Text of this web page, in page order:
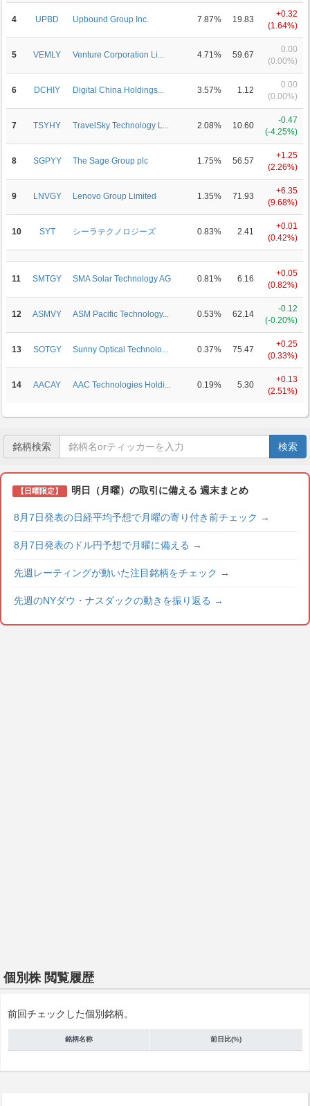
4 UPBD Upbound Group Inc. 7.87% 19.83
+0.32
(1.64%)
5 VEMLY Venture Corporation Li... 4.71% 59.67
0.00
(0.00%)
6 DCHIY Digital China Holdings... 3.57% 1.12
0.00
(0.00%)
7 TSYHY TravelSky Technology L... 2.08% 10.60
-0.47
(-4.25%)
8 SGPYY The Sage Group plc 1.75% 56.57
+1.25
(2.26%)
9 LNVGY Lenovo Group Limited 1.35% 71.93
+6.35
(9.68%)
10 SYT シーラテクノロジーズ 0.83% 2.41
+0.01
(0.42%)
11 SMTGY SMA Solar Technology AG 0.81% 6.16
+0.05
(0.82%)
12 ASMVY ASM Pacific Technology... 0.53% 62.14
-0.12
(-0.20%)
13 SOTGY Sunny Optical Technolo... 0.37% 75.47
+0.25
(0.33%)
14 AACAY AAC Technologies Holdi... 0.19% 5.30
+0.13
(2.51%)
銘柄検索 検索
【日曜限定】 明日（月曜）の取引に備える 週末まとめ
8月7日発表の日経平均予想で月曜の寄り付き前チェック →
8月7日発表のドル円予想で月曜に備える →
先週レーティングが動いた注目銘柄をチェック →
先週のNYダウ・ナスダックの動きを振り返る →
個別株 閲覧履歴
前回チェックした個別銘柄。
銘柄名称 前日比(%)